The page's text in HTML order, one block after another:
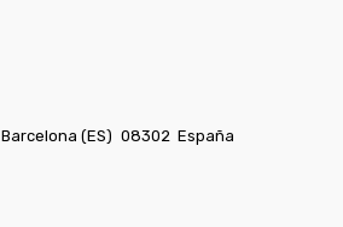
Barcelona (ES) 08302 España